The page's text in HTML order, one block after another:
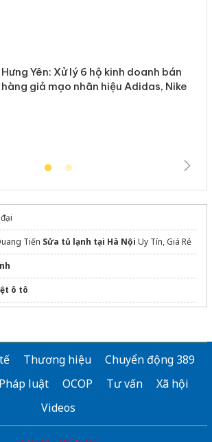
Hưng Yên: Xử lý 6 hộ kinh doanh bán
hàng giả mạo nhãn hiệu Adidas, Nike
Tiến Sửa tủ lạnh tại Hà Nội Uy Tín, Giá Rẻ
ô tô
Thương hiệu
Chuyển động 389
luật
OCOP Tư vấn
Xã hội
Videos